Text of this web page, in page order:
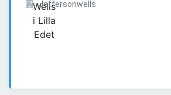
Jeffersonwells